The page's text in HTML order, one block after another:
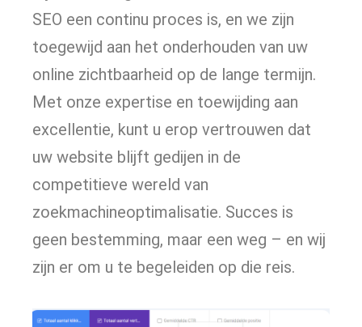
SEO een continu proces is, en we zijn
toegewijd aan het onderhouden van uw
online zichtbaarheid op de lange termijn.
Met onze expertise en toewijding aan
excellentie, kunt u erop vertrouwen dat
uw website blijft gedijen in de
competitieve wereld van
zoekmachineoptimalisatie. Succes is
geen bestemming, maar een weg – en wij
zijn er om u te begeleiden op die reis.